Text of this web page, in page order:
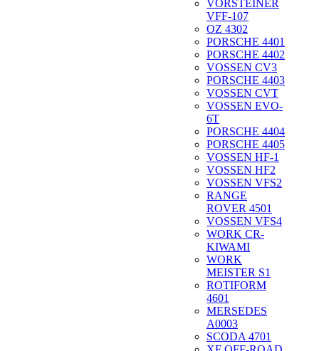
VORSTEINER
VFF-107
OZ 4302
PORSCHE 4401
PORSCHE 4402
VOSSEN CV3
PORSCHE 4403
VOSSEN CVT
VOSSEN EVO-
6T
PORSCHE 4404
PORSCHE 4405
VOSSEN HF-1
VOSSEN HF2
VOSSEN VFS2
RANGE
ROVER 4501
VOSSEN VFS4
WORK CR-
KIWAMI
WORK
MEISTER S1
ROTIFORM
4601
MERSEDES
A0003
SCODA 4701